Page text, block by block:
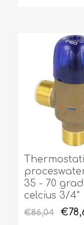
35 - 70
celcius 3/4"
€86,04